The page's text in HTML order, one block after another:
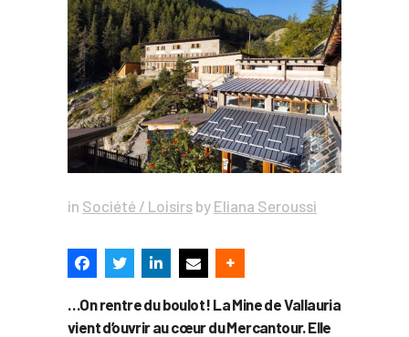
in Société / Loisirs by Eliana Seroussi
…On rentre du boulot ! La Mine de Vallauria
vient d’ouvrir au cœur du Mercantour. Elle